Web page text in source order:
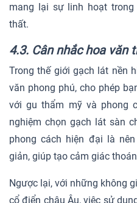
mang lại sự linh hoạt
thất.
4.3. Cân nhắc hoa văn
Trong thế giới gạch lát nền
văn phong phú, cho phép
với gu thẩm mỹ và phong
nghiệm chọn gạch lát sàn
phong cách hiện đại là
giản, giúp tạo cảm giác
Ngược lại, với những không
cổ điển châu Âu, việc sử